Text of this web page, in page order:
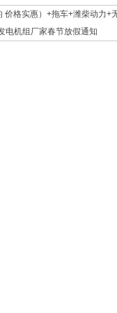
价格实惠）+拖车+潍柴动力+
电机组厂家春节放假通知